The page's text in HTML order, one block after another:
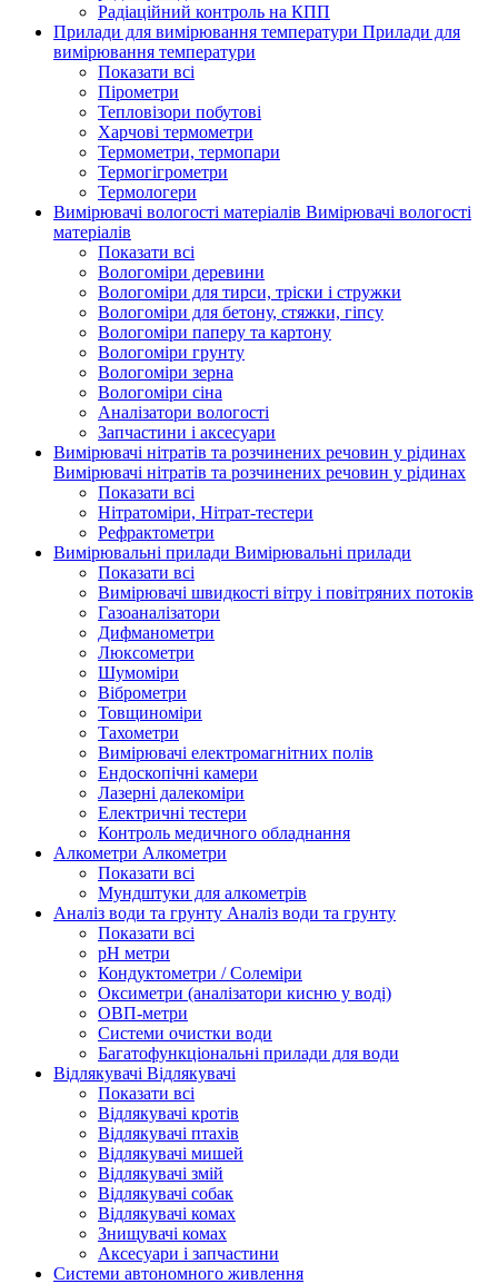
Радіаційний контроль на КПП
Прилади для вимірювання температури Прилади для
вимірювання температури
Показати всі
Пірометри
Тепловізори побутові
Харчові термометри
Термометри, термопари
Термогігрометри
Термологери
Вимірювачі вологості матеріалів Вимірювачі вологості
матеріалів
Показати всі
Вологоміри деревини
Вологоміри для тирси, тріски і стружки
Вологоміри для бетону, стяжки, гіпсу
Вологоміри паперу та картону
Вологоміри грунту
Вологоміри зерна
Вологоміри сіна
Аналізатори вологості
Запчастини і аксесуари
Вимірювачі нітратів та розчинених речовин у рідинах
Вимірювачі нітратів та розчинених речовин у рідинах
Показати всі
Нітратоміри, Нітрат-тестери
Рефрактометри
Вимірювальні прилади Вимірювальні прилади
Показати всі
Вимірювачі швидкості вітру і повітряних потоків
Газоаналізатори
Дифманометри
Люксометри
Шумоміри
Віброметри
Товщиноміри
Тахометри
Вимірювачі електромагнітних полів
Ендоскопічні камери
Лазерні далекоміри
Електричні тестери
Контроль медичного обладнання
Алкометри Алкометри
Показати всі
Мундштуки для алкометрів
Аналіз води та грунту Аналіз води та грунту
Показати всі
рН метри
Кондуктометри / Солеміри
Оксиметри (аналізатори кисню у воді)
ОВП-метри
Системи очистки води
Багатофункціональні прилади для води
Відлякувачі Відлякувачі
Показати всі
Відлякувачі кротів
Відлякувачі птахів
Відлякувачі мишей
Відлякувачі змій
Відлякувачі собак
Відлякувачі комах
Знищувачі комах
Аксесуари і запчастини
Системи автономного живлення